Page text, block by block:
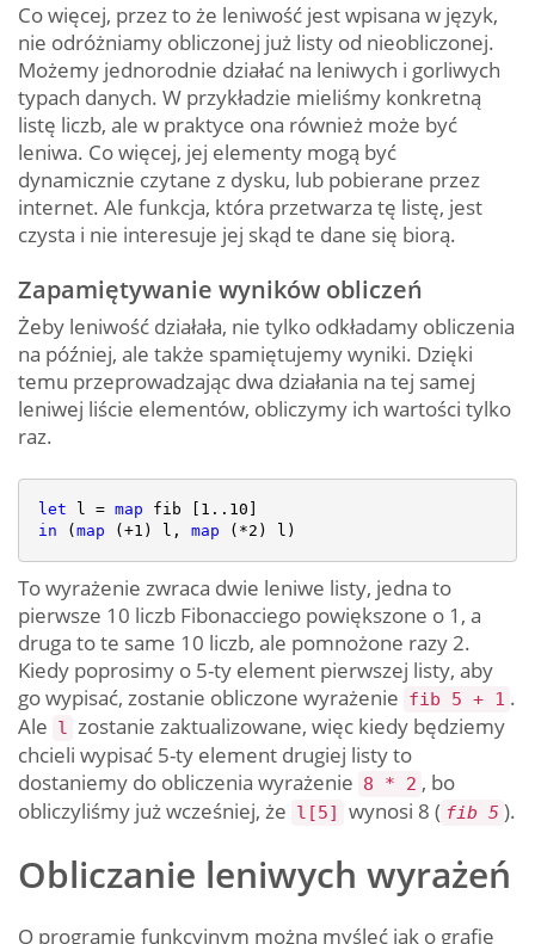
Co więcej, przez to że leniwość jest wpisana w język,
nie odróżniamy obliczonej już listy od nieobliczonej.
Możemy jednorodnie działać na leniwych i gorliwych
typach danych. W przykładzie mieliśmy konkretną
listę liczb, ale w praktyce ona również może być
leniwa. Co więcej, jej elementy mogą być
dynamicznie czytane z dysku, lub pobierane przez
internet. Ale funkcja, która przetwarza tę listę, jest
czysta i nie interesuje jej skąd te dane się biorą.
Zapamiętywanie wyników obliczeń
Żeby leniwość działała, nie tylko odkładamy obliczenia
na później, ale także spamiętujemy wyniki. Dzięki
temu przeprowadzając dwa działania na tej samej
leniwej liście elementów, obliczymy ich wartości tylko
raz.
let l = map fib [ 1 .. 10
in ( map (+1 ) l, map (*2
To wyrażenie zwraca dwie leniwe listy, jedna to
pierwsze 10 liczb Fibonacciego powiększone o 1, a
druga to te same 10 liczb, ale pomnożone razy 2.
Kiedy poprosimy o 5-ty element pierwszej listy, aby
go wypisać, zostanie obliczone wyrażenie fib 5 + 1 .
Ale l zostanie zaktualizowane, więc kiedy będziemy
chcieli wypisać 5-ty element drugiej listy to
dostaniemy do obliczenia wyrażenie 8 * 2 , bo
obliczyliśmy już wcześniej, że l[5] wynosi 8 ( fib 5 ).
Obliczanie leniwych wyrażeń
O programie funkcyjnym można myśleć jak o grafie